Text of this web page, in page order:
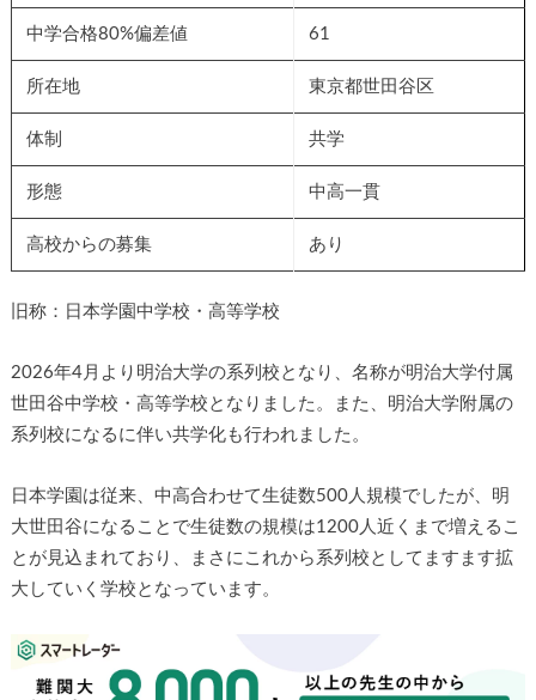
中学合格80%偏差値 61
所在地 東京都世田谷区
体制 共学
形態 中高一貫
高校からの募集 あり
旧称：日本学園中学校・高等学校
2026年4月より明治大学の系列校となり、名称が明治大学付属
世田谷中学校・高等学校となりました。また、明治大学附属の
系列校になるに伴い共学化も行われました。
日本学園は従来、中高合わせて生徒数500人規模でしたが、明
大世田谷になることで生徒数の規模は1200人近くまで増えるこ
とが見込まれており、まさにこれから系列校としてますます拡
大していく学校となっています。